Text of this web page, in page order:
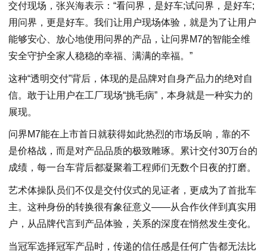
交付现场，张兴海表示：“看问界，是好车;试问界，是好车;
用问界，更是好车。我们让用户现场体验，就是为了让用户
能够安心、放心地使用问界的产品，让问界M7的智能全维
安全守护全家人稳稳的幸福、满满的幸福。”
这种“透明交付”背后，体现的是品牌对自身产品力的绝对自
信。敢于让用户在工厂现场“挑毛病”，本身就是一种实力的
展现。
问界M7能在上市首日就获得如此热烈的市场反响，靠的不
是价格战，而是对产品品质的极致雕琢。累计交付30万台的
成绩，每一台车背后都凝聚着工程师们无数个日夜的打磨。
艺术体操队员们不仅是交付仪式的见证者，更成为了首批车
主。这种身份的转换很有象征意义——从合作伙伴到真实用
户，从品牌代言到产品体验，关系的深度在悄然发生变化。
当冠军选择冠军产品时，传递的信任感是任何广告都无法比